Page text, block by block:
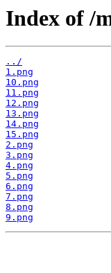
Index of /
../
1.png
10.png
11.png
12.png
13.png
14.png
15.png
2.png
3.png
4.png
5.png
6.png
7.png
8.png
9.png